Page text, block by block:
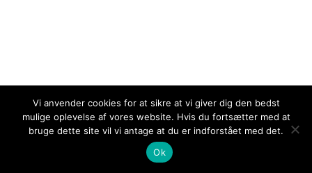
Vi anvender cookies for at sikre at vi giver dig den bedst
mulige oplevelse af vores website. Hvis du fortsætter med at
bruge dette site vil vi antage at du er indforstået med det.
Ok